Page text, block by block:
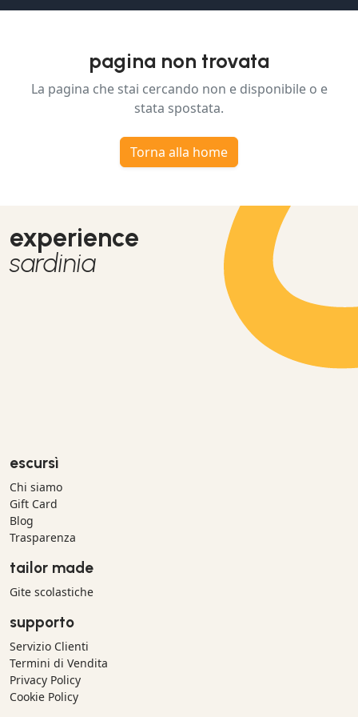
pagina non trovata
La pagina che stai cercando non e disponibile o e
stata spostata.
Torna alla home
experience
sardinia
escursì
Chi siamo
Gift Card
Blog
Trasparenza
tailor made
Gite scolastiche
supporto
Servizio Clienti
Termini di Vendita
Privacy Policy
Cookie Policy